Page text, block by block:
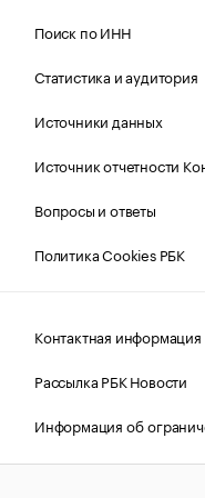
Поиск по ИНН
Статистика и аудитория
Источники данных
Источник отчетности
Вопросы и ответы
Политика Cookies РБК
Контактная информация
Рассылка РБК Новости
Информация об
Правовая информация